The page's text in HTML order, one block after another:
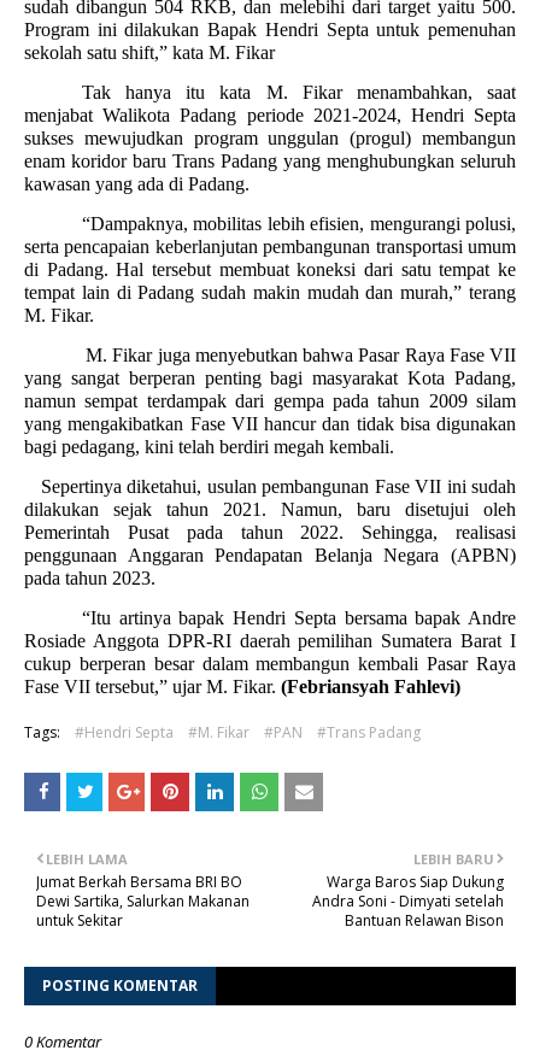
sudah dibangun 504 RKB, dan melebihi dari target yaitu 500.
Program ini dilakukan Bapak Hendri Septa untuk pemenuhan
sekolah satu shift,” kata M. Fikar
Tak hanya itu kata M. Fikar menambahkan, saat
menjabat Walikota Padang periode 2021-2024, Hendri Septa
sukses mewujudkan program unggulan (progul) membangun
enam koridor baru Trans Padang yang menghubungkan seluruh
kawasan yang ada di Padang.
“Dampaknya, mobilitas lebih efisien, mengurangi polusi,
serta pencapaian keberlanjutan pembangunan transportasi umum
di Padang. Hal tersebut membuat koneksi dari satu tempat ke
tempat lain di Padang sudah makin mudah dan murah,” terang
M. Fikar.
M. Fikar juga menyebutkan bahwa Pasar Raya Fase VII
yang sangat berperan penting bagi masyarakat Kota Padang,
namun sempat terdampak dari gempa pada tahun 2009 silam
yang mengakibatkan Fase VII hancur dan tidak bisa digunakan
bagi pedagang, kini telah berdiri megah kembali.
Sepertinya diketahui, usulan pembangunan Fase VII ini sudah
dilakukan sejak tahun 2021. Namun, baru disetujui oleh
Pemerintah Pusat pada tahun 2022. Sehingga, realisasi
penggunaan Anggaran Pendapatan Belanja Negara (APBN)
pada tahun 2023.
“Itu artinya bapak Hendri Septa bersama bapak Andre
Rosiade Anggota DPR-RI daerah pemilihan Sumatera Barat I
cukup berperan besar dalam membangun kembali Pasar Raya
Fase VII tersebut,” ujar M. Fikar. (Febriansyah Fahlevi)
Tags: #Hendri Septa #M. Fikar #PAN #Trans Padang
LEBIH BARU
Warga Baros Siap Dukung
Andra Soni - Dimyati setelah
Bantuan Relawan Bison
LEBIH LAMA
Jumat Berkah Bersama BRI BO
Dewi Sartika, Salurkan Makanan
untuk Sekitar
POSTING KOMENTAR
0 Komentar